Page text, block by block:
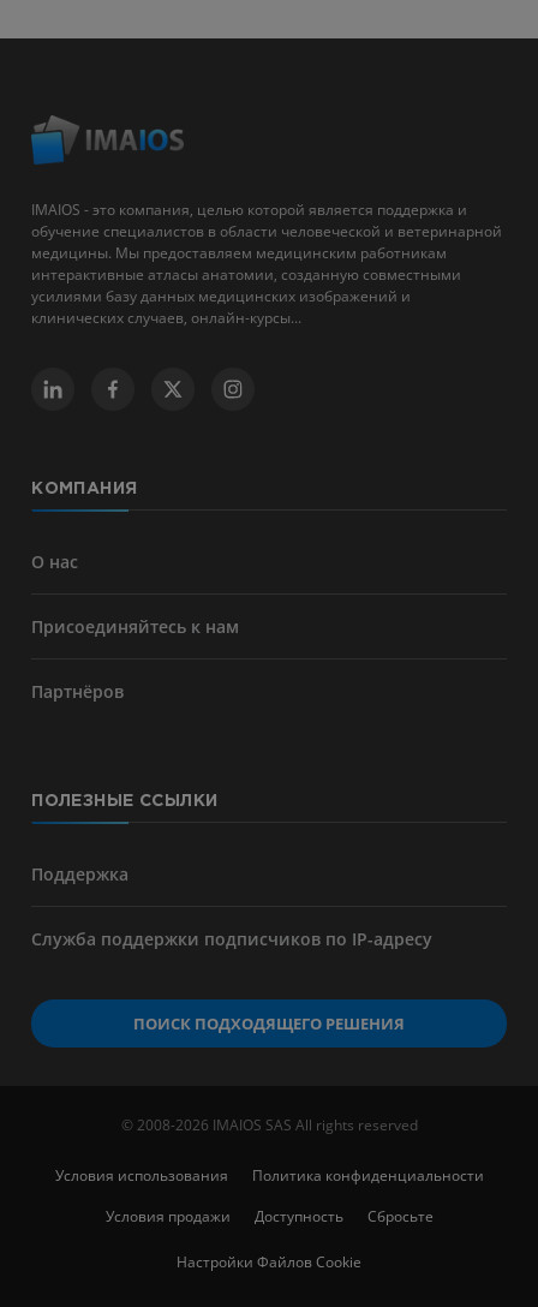
IMAIOS - это компания, целью которой является поддержка и
обучение специалистов в области человеческой и ветеринарной
медицины. Мы предоставляем медицинским работникам
интерактивные атласы анатомии, созданную совместными
усилиями базу данных медицинских изображений и
клинических случаев, онлайн-курсы...
КОМПАНИЯ
О нас
Присоединяйтесь к нам
Партнёров
ПОЛЕЗНЫЕ ССЫЛКИ
Поддержка
Служба поддержки подписчиков по IP-адресу
ПОИСК ПОДХОДЯЩЕГО РЕШЕНИЯ
© 2008-2026 IMAIOS SAS All rights reserved
Условия использования
Политика конфиденциальности
Условия продажи
Доступность Сбросьте
Настройки Файлов Cookie